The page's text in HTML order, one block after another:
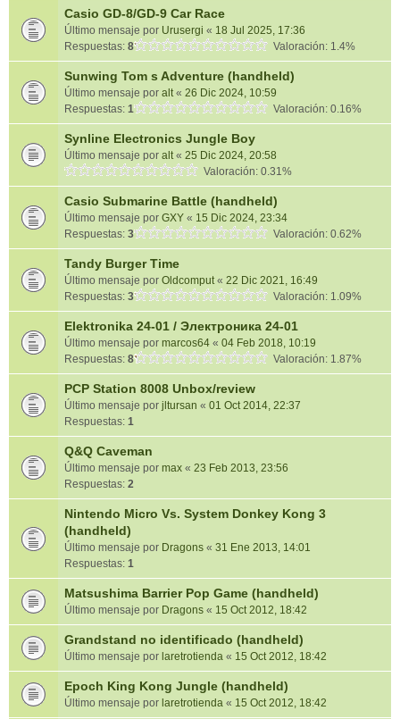
Casio GD-8/GD-9 Car Race
Último mensaje por Urusergi « 18 Jul 2025, 17:36
Respuestas: 8 Valoración: 1.4%
Sunwing Tom s Adventure (handheld)
Último mensaje por alt« 26 Dic 2024, 10:59
Respuestas: 1 Valoración: 0.16%
Synline Electronics Jungle Boy
Último mensaje por alt« 25 Dic 2024, 20:58
Valoración: 0.31%
Casio Submarine Battle (handheld)
Último mensaje por GXY « 15 Dic 2024, 23:34
Respuestas: 3 Valoración: 0.62%
Tandy Burger Time
Último mensaje por Oldcomput« 22 Dic 2021, 16:49
Respuestas: 3 Valoración: 1.09%
Elektronika 24-01 / Электроника 24-01
Último mensaje por marcos64 « 04 Feb 2018, 10:19
Respuestas: 8 Valoración: 1.87%
PCP Station 8008 Unbox/review
Último mensaje por jltursan « 01 Oct 2014, 22:37
Respuestas: 1
Q&Q Caveman
Último mensaje por max « 23 Feb 2013, 23:56
Respuestas: 2
Nintendo Micro Vs. System Donkey Kong 3
(handheld)
Último mensaje por Dragons « 31 Ene 2013, 14:01
Respuestas: 1
Matsushima Barrier Pop Game (handheld)
Último mensaje por Dragons « 15 Oct 2012, 18:42
Grandstand no identificado (handheld)
Último mensaje por laretrotienda « 15 Oct 2012, 18:42
Epoch King Kong Jungle (handheld)
Último mensaje por laretrotienda « 15 Oct 2012, 18:42